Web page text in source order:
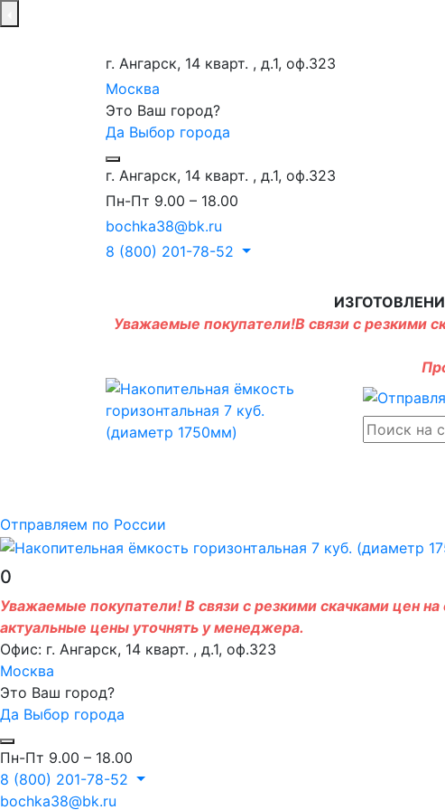
г. Ангарск, 14 кварт. , д.1, оф.323
Москва
Это Ваш город?
Да Выбор города
г. Ангарск, 14 кварт. , д.1, оф.323
Пн-Пт 9.00 – 18.00
bochka38@bk.ru
8 (800) 201-78-52
Уважаемые покупатели!В связи с резкими
Отправляем по России
0
Уважаемые покупатели! В связи с резкими скачками цен
актуальные цены уточнять у менеджера.
Офис: г. Ангарск, 14 кварт. , д.1, оф.323
Москва
Это Ваш город?
Да Выбор города
Пн-Пт 9.00 – 18.00
8 (800) 201-78-52
bochka38@bk.ru